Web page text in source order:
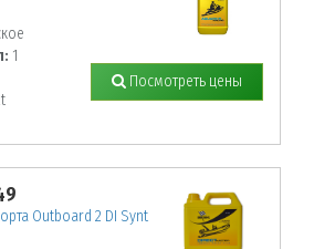
1
Посмотреть цены
Outboard 2 DI Synt